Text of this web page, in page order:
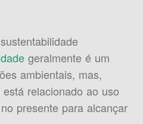
geralmente é um
ambientais, mas,
relacionado ao uso
presente para alcançar